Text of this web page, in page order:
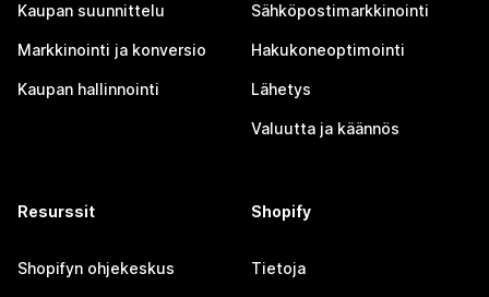
Kaupan suunnittelu
Markkinointi ja konversio
Kaupan hallinnointi
Sähköpostimarkkinointi
Hakukoneoptimointi
Lähetys
Valuutta ja käännös
Resurssit
Shopifyn ohjekeskus
Shopify
Tietoja